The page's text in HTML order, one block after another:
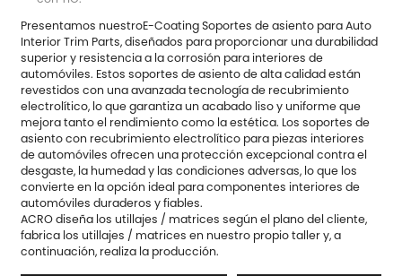
Presentamos nuestroE-Coating Soportes de asiento para Auto
Interior Trim Parts, diseñados para proporcionar una durabilidad
superior y resistencia a la corrosión para interiores de
automóviles. Estos soportes de asiento de alta calidad están
revestidos con una avanzada tecnología de recubrimiento
electrolítico, lo que garantiza un acabado liso y uniforme que
mejora tanto el rendimiento como la estética. Los soportes de
asiento con recubrimiento electrolítico para piezas interiores
de automóviles ofrecen una protección excepcional contra el
desgaste, la humedad y las condiciones adversas, lo que los
convierte en la opción ideal para componentes interiores de
automóviles duraderos y fiables.
ACRO diseña los utillajes / matrices según el plano del cliente,
fabrica los utillajes / matrices en nuestro propio taller y, a
continuación, realiza la producción.